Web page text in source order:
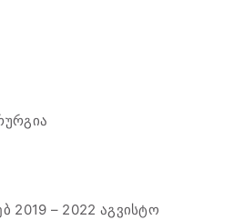
2019 – 2022 აგვისტო